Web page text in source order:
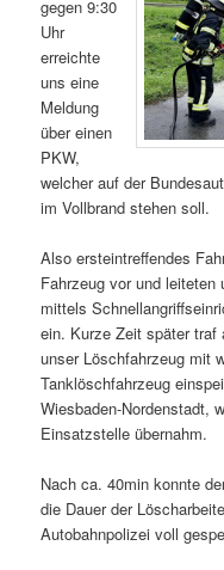
gegen 9:30
Uhr
erreichte
uns eine
Meldung
über einen
PKW,
welcher auf der
im Vollbrand stehen soll.
Also ersteintreffendes
Fahrzeug vor und leiteten
mittels
ein. Kurze Zeit später traf
unser Löschfahrzeug mit
Tanklöschfahrzeug
Wiesbaden-Nordenstadt,
Einsatzstelle übernahm.
Nach ca. 40min konnte
die Dauer der
Autobahnpolizei voll